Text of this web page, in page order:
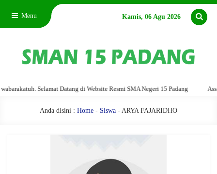
Menu Kamis, 06 Agu 2026
Selamat Datang di Website Resmi SMA Negeri 15 Padang
Anda disini : Home - Siswa - ARYA FAJARIDHO